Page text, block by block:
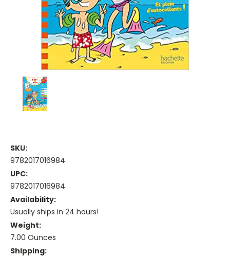
SKU:
9782017016984
UPC:
9782017016984
Availability:
Usually ships in 24 hours!
Weight:
7.00 Ounces
Shipping: